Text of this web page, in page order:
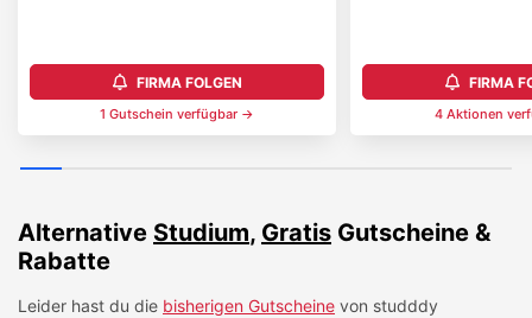
FIRMA FOLGEN
1 Gutschein verfügbar →
FIRMA
4 Aktionen
Alternative Studium, Gratis Gutscheine &
Rabatte
Leider hast du die bisherigen Gutscheine von studddy